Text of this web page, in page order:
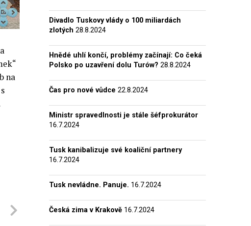
na
Divadlo Tuskovy vlády o 100 miliardách
zlotých 28.8.2024
Hnědé uhlí končí, problémy začínají: Co čeká
Polsko po uzavření dolu Turów? 28.8.2024
Čas pro nové vůdce 22.8.2024
Ministr spravedlnosti je stále šéfprokurátor
16.7.2024
Tusk kanibalizuje své koaliční partnery
16.7.2024
Tusk nevládne. Panuje. 16.7.2024
Česká zima v Krakově 16.7.2024